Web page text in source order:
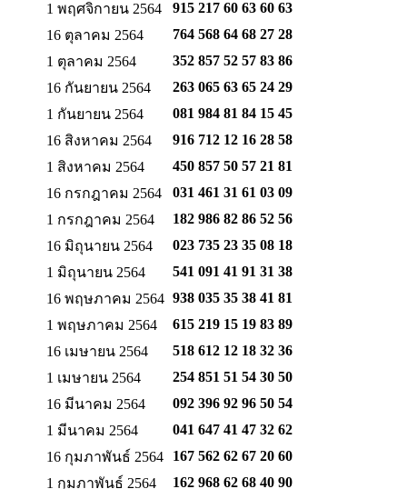
1 พฤศจิกายน 2564
915 217 60 63 60 63
16 ตุลาคม 2564
764 568 64 68 27 28
1 ตุลาคม 2564
352 857 52 57 83 86
16 กันยายน 2564
263 065 63 65 24 29
1 กันยายน 2564
081 984 81 84 15 45
16 สิงหาคม 2564
916 712 12 16 28 58
1 สิงหาคม 2564
450 857 50 57 21 81
16 กรกฎาคม 2564
031 461 31 61 03 09
1 กรกฎาคม 2564
182 986 82 86 52 56
16 มิถุนายน 2564
023 735 23 35 08 18
1 มิถุนายน 2564
541 091 41 91 31 38
16 พฤษภาคม 2564 938 035 35 38 41 81
1 พฤษภาคม 2564
615 219 15 19 83 89
16 เมษายน 2564
518 612 12 18 32 36
1 เมษายน 2564
254 851 51 54 30 50
16 มีนาคม 2564
092 396 92 96 50 54
1 มีนาคม 2564
041 647 41 47 32 62
16 กุมภาพันธ์ 2564
167 562 62 67 20 60
1 กุมภาพันธ์ 2564
162 968 62 68 40 90